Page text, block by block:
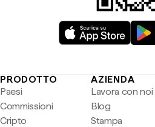
PRODOTTO
Paesi
Commissioni
Cripto
AZIENDA
Lavora con noi
Blog
Stampa